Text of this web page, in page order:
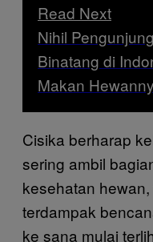
Read Next
Nihil
Binatang di
Makan
Cisika berharap
sering ambil
kesehatan
terdampak
ke sana mulai